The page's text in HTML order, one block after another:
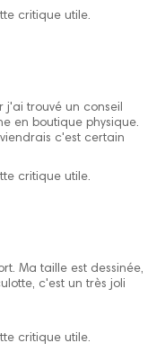
critique utile.
trouvé un conseil
en boutique physique.
c'est certain
critique utile.
Ma taille est dessinée,
c'est un très joli
critique utile.